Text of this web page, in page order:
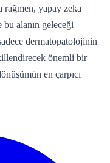
rağmen, yapay zeka
alanın geleceği
dermatopatolojinin
önemli bir
en çarpıcı